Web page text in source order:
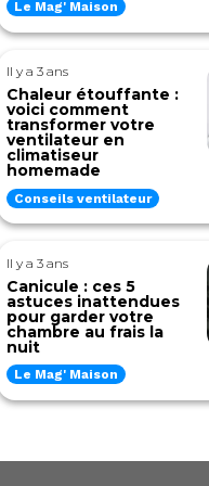
Le Mag' Maison
Il y a 3 ans
Chaleur étouffante :
voici comment
transformer votre
ventilateur en
climatiseur
homemade
Conseils ventilateur
Il y a 3 ans
Canicule : ces 5
astuces inattendues
pour garder votre
chambre au frais la
nuit
Le Mag' Maison